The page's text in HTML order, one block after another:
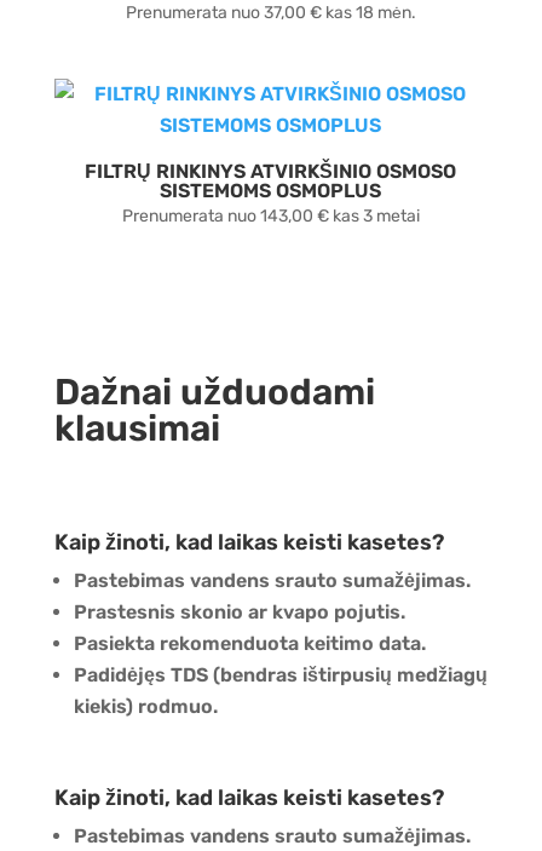
Prenumerata nuo37,00 €kas 18 mėn.
FILTRŲ RINKINYS ATVIRKŠINIO OSMOSO
SISTEMOMS OSMOPLUS
Prenumerata nuo143,00 €kas 3 metai
Dažnai užduodami
klausimai
Kaip žinoti, kad laikas keisti kasetes?
Pastebimas vandens srauto sumažėjimas.
Prastesnis skonio ar kvapo pojutis.
Pasiekta rekomenduota keitimo data.
Padidėjęs TDS (bendras ištirpusių medžiagų
kiekis) rodmuo.
Kaip žinoti, kad laikas keisti kasetes?
Pastebimas vandens srauto sumažėjimas.